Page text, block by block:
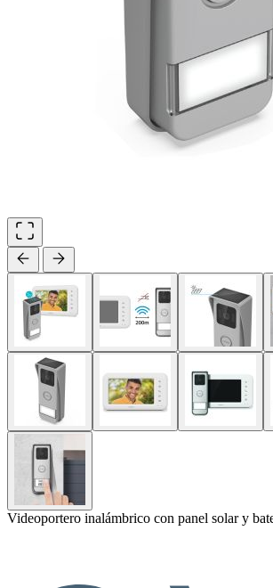
Videoportero inalámbrico con panel solar y